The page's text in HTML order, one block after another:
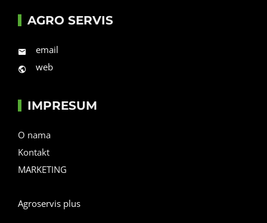
AGRO SERVIS
email
web
IMPRESUM
O nama
Kontakt
MARKETING
Agroservis plus